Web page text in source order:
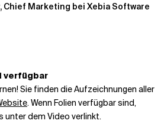
Chief Marketing bei Xebia Software
verfügbar
Sie finden die Aufzeichnungen aller
. Wenn Folien verfügbar sind,
unter dem Video verlinkt.